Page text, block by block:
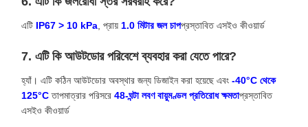
এটি IP67 > 10 kPa , প্রায় 1.0 মিটার জল চাপপ্রস্তাবিত এসইও কীওয়ার্ড
7. এটি কি আউটডোর পরিবেশে ব্যবহার করা যেতে পারে?
হ্যাঁ। এটি কঠিন আউটডোর অবস্থার জন্য ডিজাইন করা হয়েছে এবং -40°C থেকে
125°Cতাপমাত্রার পরিসরে 48-ঘন্টা লবণ বায়ুমণ্ডল প্রতিরোধ ক্ষমতাপ্রস্তাবিত
এসইও কীওয়ার্ড